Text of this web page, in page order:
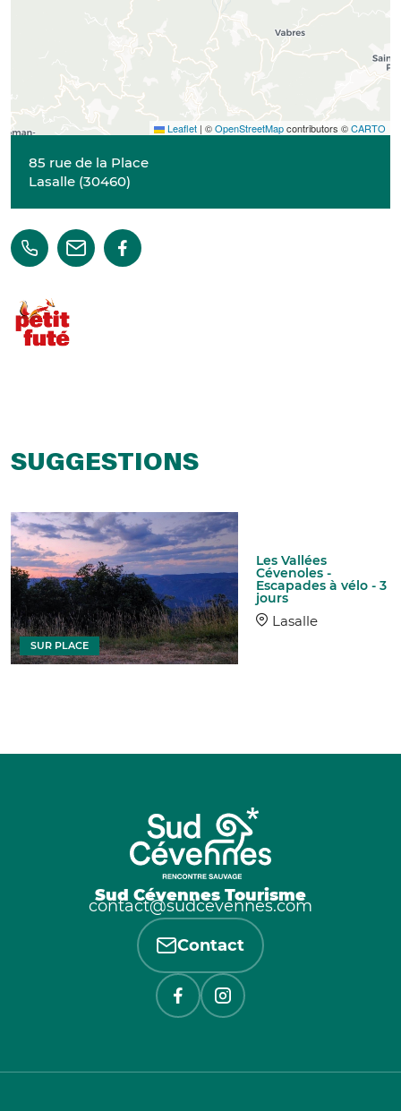
Leaflet | ©OpenStreetMapcontributors ©CARTO
85 rue de la Place
Lasalle (30460)
SUGGESTIONS
Les Vallées
Cévenoles -
Escapades à vélo - 3
jours
Lasalle
SUR PLACE
Sud Cévennes Tourisme
contact@sudcevennes.com
Contact